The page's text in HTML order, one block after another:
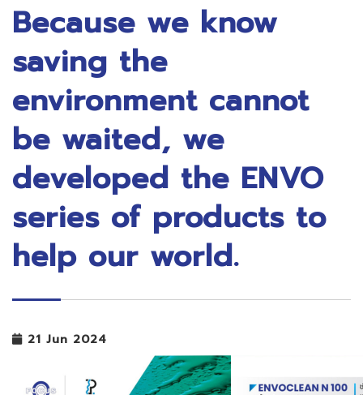
Because we know
saving the
environment cannot
be waited, we
developed the ENVO
series of products to
help our world.
21 Jun 2024